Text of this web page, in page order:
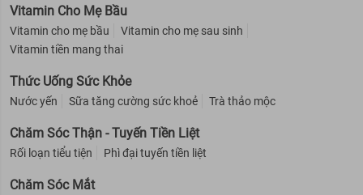
Vitamin Cho Mẹ Bầu
Vitamin cho mẹ bầu
Vitamin cho mẹ sau sinh
Vitamin tiền mang thai
Thức Uống Sức Khỏe
Nước yến Sữa tăng cường sức khoẻ Trà thảo mộc
Chăm Sóc Thận - Tuyến Tiền Liệt
Rối loạn tiểu tiện Phì đại tuyến tiền liệt
Chăm Sóc Mắt